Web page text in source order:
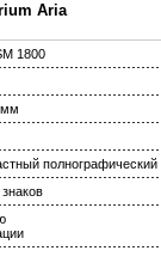
Aria
1800
мм
полнографический